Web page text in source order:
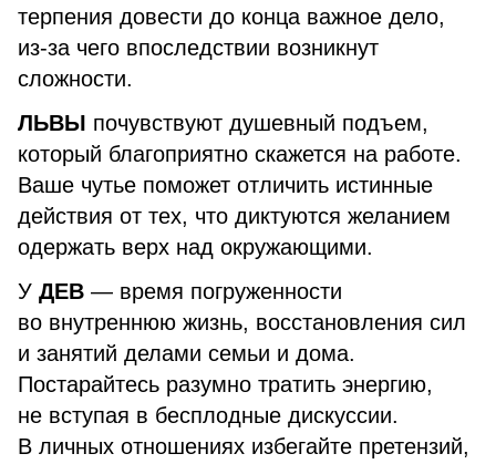
терпения довести до конца важное дело,
из-за чего впоследствии возникнут
сложности.
ЛЬВЫ почувствуют душевный подъем,
который благоприятно скажется на работе.
Ваше чутье поможет отличить истинные
действия от тех, что диктуются желанием
одержать верх над окружающими.
У ДЕВ — время погруженности
во внутреннюю жизнь, восстановления сил
и занятий делами семьи и дома.
Постарайтесь разумно тратить энергию,
не вступая в бесплодные дискуссии.
В личных отношениях избегайте претензий,